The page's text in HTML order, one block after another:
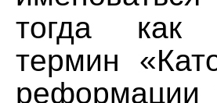
тогда как
термин
реформации